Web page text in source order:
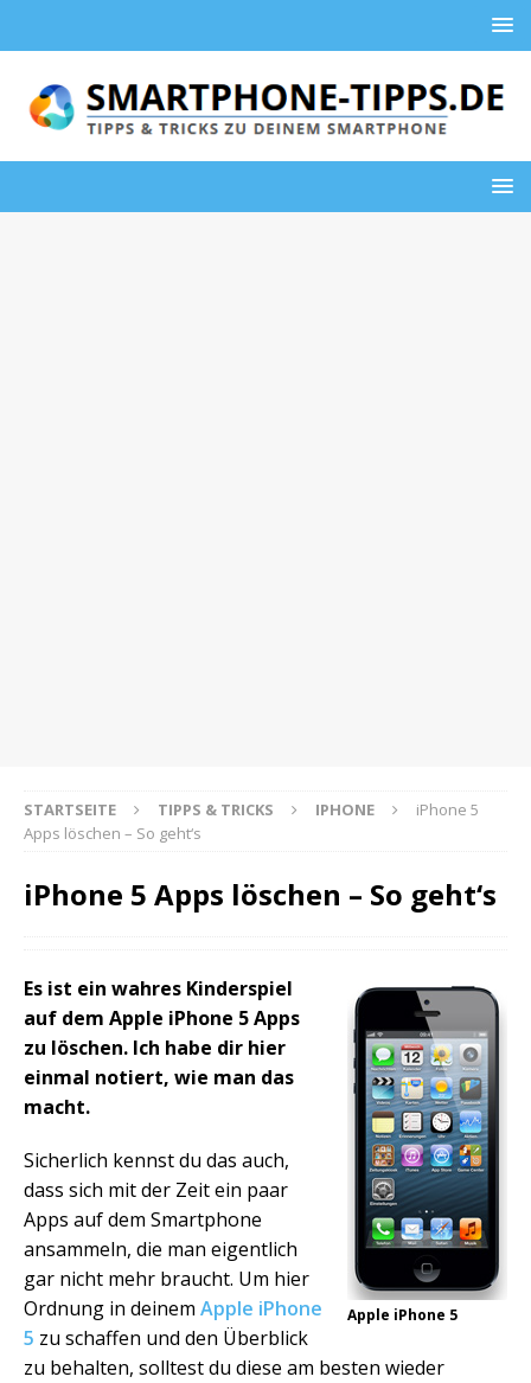
STARTSEITE TIPPS & TRICKS IPHONE
iPhone 5
Apps löschen – So geht‘s
iPhone 5 Apps löschen – So geht‘s
Apple iPhone 5
Es ist ein wahres Kinderspiel
auf dem Apple iPhone 5 Apps
zu löschen. Ich habe dir hier
einmal notiert, wie man das
macht.
Sicherlich kennst du das auch,
dass sich mit der Zeit ein paar
Apps auf dem Smartphone
ansammeln, die man eigentlich
gar nicht mehr braucht. Um hier
Ordnung in deinem Apple iPhone
5 zu schaffen und den Überblick
zu behalten, solltest du diese am besten wieder